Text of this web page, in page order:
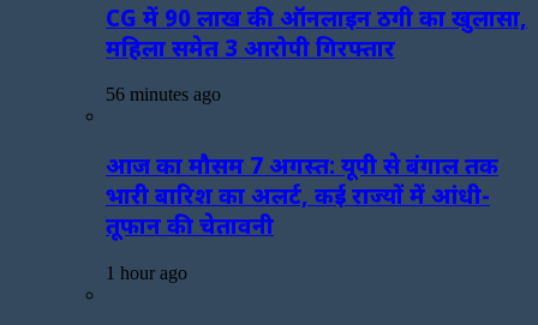
CG में 90 लाख की ऑनलाइन ठगी का खुलासा,
महिला समेत 3 आरोपी गिरफ्तार
56 minutes ago
आज का मौसम 7 अगस्त: यूपी से बंगाल तक
भारी बारिश का अलर्ट, कई राज्यों में आंधी-
तूफान की चेतावनी
1 hour ago